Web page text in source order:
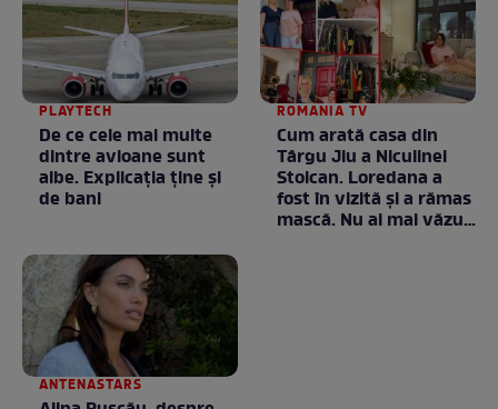
PLAYTECH
De ce cele mai multe
dintre avioane sunt
albe. Explicația ține și
de bani
ROMANIA TV
Cum arată casa din
Târgu Jiu a Niculinei
Stoican. Loredana a
fost în vizită și a rămas
mască. Nu ai mai văzut
ANTENASTARS